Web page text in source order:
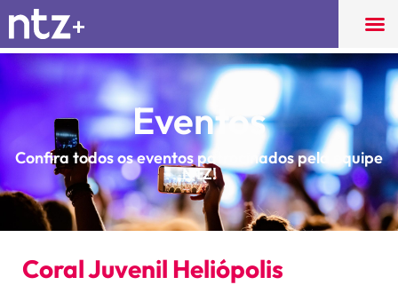
Eventos
Confira todos os eventos patrocinados pela equipe
NTZ!
Coral Juvenil Heliópolis